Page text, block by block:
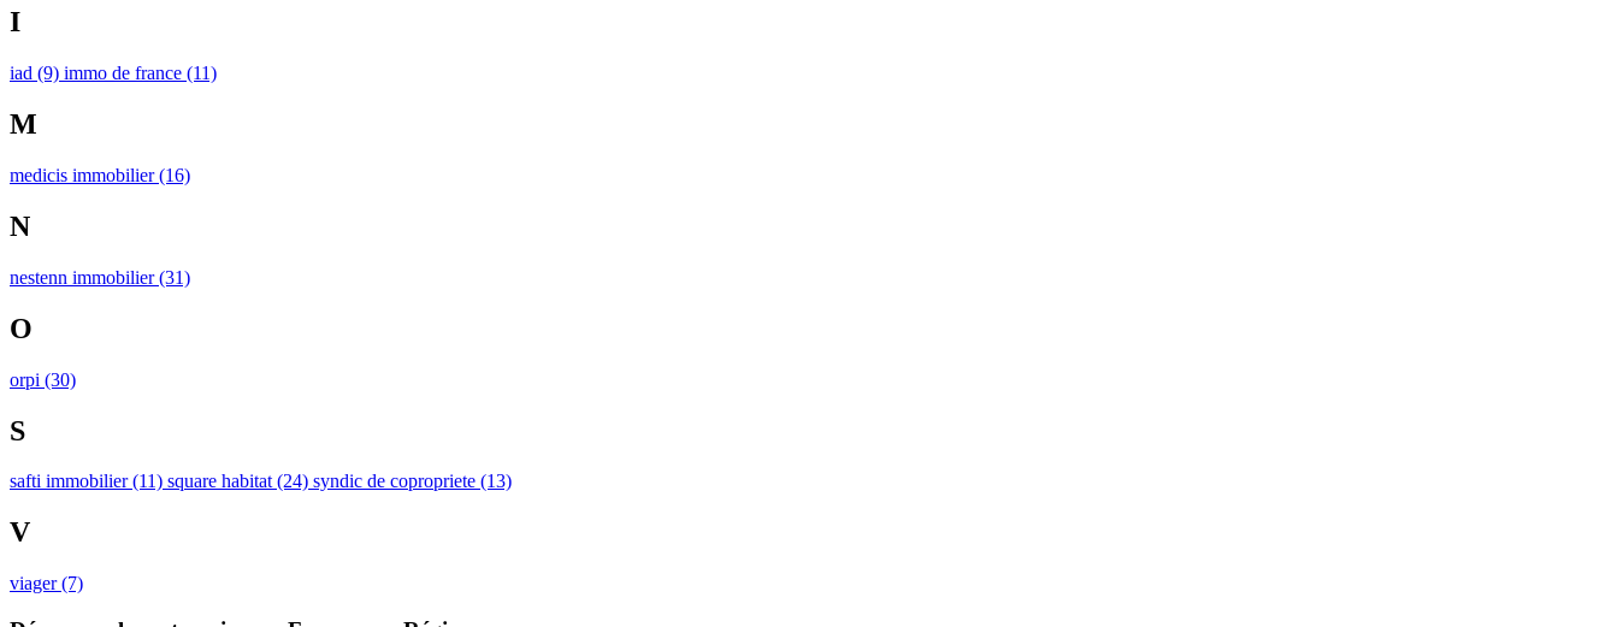
I
iad (9) immo de france (11)
M
medicis immobilier(16)
N
nestenn immobilier(31)
O
orpi (30)
S
safti immobilier(11) square habitat(24) syndic de copropriete (13)
V
viager(7)